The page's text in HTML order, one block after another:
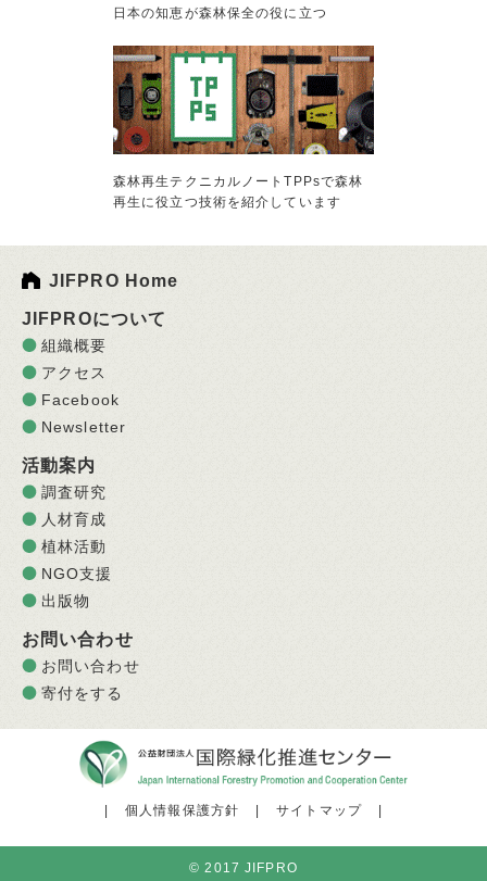
日本の知恵が森林保全の役に立つ
森林再生テクニカルノートTPPsで森林
再生に役立つ技術を紹介しています
JIFPRO Home
JIFPROについて
組織概要
アクセス
Facebook
Newsletter
活動案内
調査研究
人材育成
植林活動
NGO支援
出版物
お問い合わせ
お問い合わせ
寄付をする
個人情報保護方針 サイトマップ
© 2017 JIFPRO